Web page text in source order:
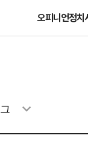
오피니언정치